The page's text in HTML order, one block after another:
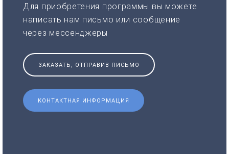
Для приобретения программы вы можете
написать нам письмо или сообщение
через мессенджеры
ЗАКАЗАТЬ, ОТПРАВИВ ПИСЬМО
КОНТАКТНАЯ ИНФОРМАЦИЯ